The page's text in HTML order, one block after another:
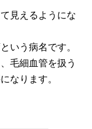
見えるようにな
いう病名です。
毛細血管を扱う
なります。